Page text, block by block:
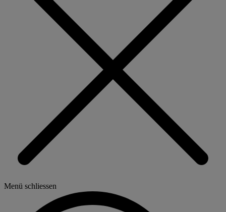
Menü schliessen